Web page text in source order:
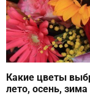
Какие цветы
лето, осень, зима